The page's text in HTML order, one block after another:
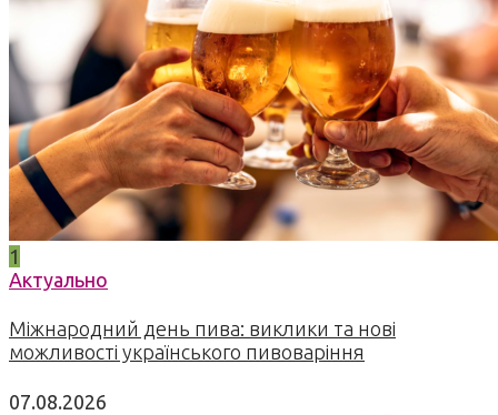
1
Актуально
Міжнародний день пива: виклики та нові
можливості українського пивоваріння
07.08.2026